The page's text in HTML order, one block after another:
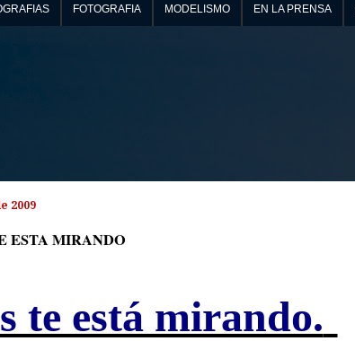
FOTOGRAFIA MODELISMO EN LA PRENSA
2009
ESTA MIRANDO
te está mirando.